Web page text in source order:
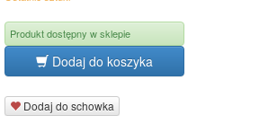
Produkt dostępny w sklepie
Dodaj do koszyka
Dodaj do schowka